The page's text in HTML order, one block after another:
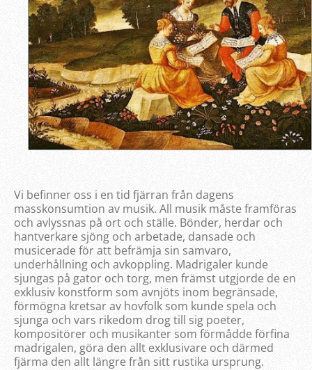
Vi befinner oss i en tid fjärran från dagens
masskonsumtion av musik. All musik måste framföras
och avlyssnas på ort och ställe. Bönder, herdar och
hantverkare sjöng och arbetade, dansade och
musicerade för att befrämja sin samvaro,
underhållning och avkoppling. Madrigaler kunde
sjungas på gator och torg, men främst utgjorde de en
exklusiv konstform som avnjöts inom begränsade,
förmögna kretsar av hovfolk som kunde spela och
sjunga och vars rikedom drog till sig poeter,
kompositörer och musikanter som förmådde förfina
madrigalen, göra den allt exklusivare och därmed
fjärma den allt längre från sitt rustika ursprung.